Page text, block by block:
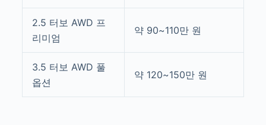
2.5 터보 AWD 프
리미엄
약 90~110만 원
3.5 터보 AWD 풀
옵션
약 120~150만 원